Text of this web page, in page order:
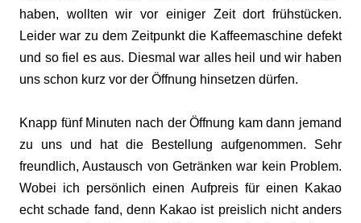
haben, wollten wir vor einiger Zeit dort frühstücken.
Leider war zu dem Zeitpunkt die Kaffeemaschine defekt
und so fiel es aus. Diesmal war alles heil und wir haben
uns schon kurz vor der Öffnung hinsetzen dürfen.
Knapp fünf Minuten nach der Öffnung kam dann jemand
zu uns und hat die Bestellung aufgenommen. Sehr
freundlich, Austausch von Getränken war kein Problem.
Wobei ich persönlich einen Aufpreis für einen Kakao
echt schade fand, denn Kakao ist preislich nicht anders